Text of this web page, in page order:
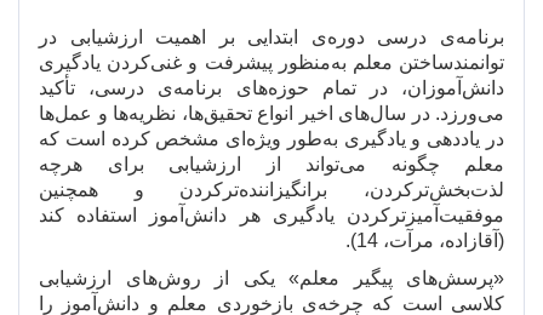
برنامهی درسی دورهی ابتدایی بر اهمیت ارزشیابی در
توانمندساختن معلم بهمنظور پیشرفت و غنیکردن یادگیری
دانش آموزان، در تمام حوزههای برنامهی درسی، تأکید
میورزد. در سالهای اخیر انواع تحقیقها، نظریهها و عملها
در یاددهی و یادگیری بهطور ویژه ای مشخص کرده است که
معلم چگونه میتواند از ارزشیابی برای هرچه
لذتبخشترکردن، برانگیزانندهترکردن و همچنین
موفقیت آمیزترکردن یادگیری هر دانش آموز استفاده کند
(آقازاده، مرآت، 14).
«پرسشهای پیگیر معلم» یکی از روشهای ارزشیابی
کلاسی است که چرخهی بازخوردی معلم و دانش آموز را